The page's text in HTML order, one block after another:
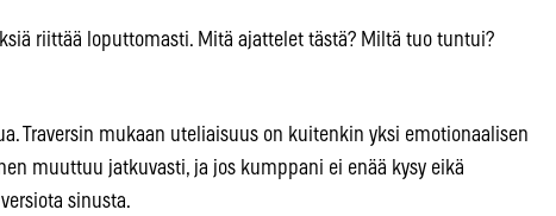
riittää loputtomasti. Mitä ajattelet tästä? Miltä tuo tuntui?
Traversin mukaan uteliaisuus on kuitenkin yksi emotionaalisen
muuttuu jatkuvasti, ja jos kumppani ei enää kysy eikä
sinusta.